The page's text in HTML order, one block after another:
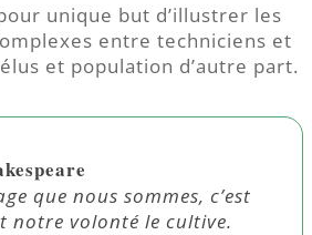
unique but d’illustrer les
entre techniciens et
et population d’autre part.
que nous sommes, c’est
notre volonté le cultive.